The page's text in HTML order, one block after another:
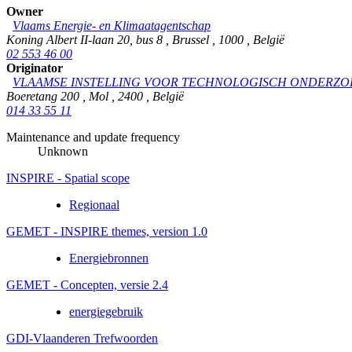
Owner
Vlaams Energie- en Klimaatagentschap
Koning Albert II-laan 20, bus 8
Brussel 1000
België
02 553 46 00
Originator
VLAAMSE INSTELLING VOOR TECHNOLOGISCH
Boeretang 200
Mol 2400
België
014 33 55 11
Maintenance and update frequency
Unknown
INSPIRE - Spatial scope
Regionaal
GEMET - INSPIRE themes, version 1.0
Energiebronnen
GEMET - Concepten, versie 2.4
energiegebruik
GDI-Vlaanderen Trefwoorden